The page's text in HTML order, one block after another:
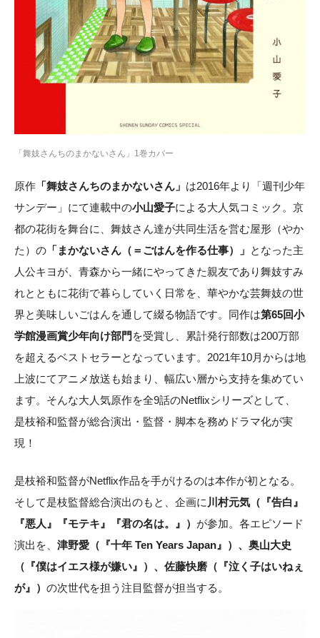
「舞妓さんちのまかないさん」1巻カバー
原作 「舞妓さんちのまかないさん」 は2016年より「週刊少年
サンデー」にて連載中の小山愛子による大人気コミック。京
都の花街を舞台に、舞妓さん達が共同生活を営む屋形（やか
た）の 「まかないさん（＝ごはんを作る仕事）」 となった主
人公キヨが、青森から一緒にやってきた親友であり舞妓すみ
れとともに花街で暮らしていく日常を、華やかな芸舞妓の世
界と美味しいごはんを通して綴る物語です。同作は第65回小
学館漫画賞少年向け部門 を受賞し、累計発行部数は200万部
を超えるベストセラーとなっています。2021年10月からは地
上波にてアニメ放送も始まり、幅広い層から支持を集めてい
ます。そんな大人気原作を全9話のNetflixシリーズとして、
是枝裕和監督が総合演出・監督・脚本を務めドラマ化が実
現！
是枝裕和監督がNetflix作品を手がけるのは本作が初となる。
そして是枝監督総合演出のもと、企画に 川村元気（『告白』
『悪人』『モテキ』『君の名は。』） が参加。各エピソード
演出を、 津野愛（『十年 Ten Years Japan』）、奥山大史
（『僕はイエス様が嫌い』）、佐藤快磨（『泣く子はいねぇ
が』） の次世代を担う注目監督が担当する。